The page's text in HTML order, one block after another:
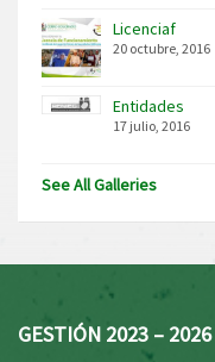
Licenciaf
20 octubre, 2016
Entidades
17 julio, 2016
See All Galleries
GESTIÓN 2023 – 2026